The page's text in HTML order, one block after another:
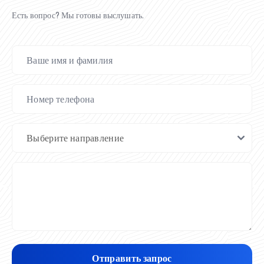
Есть вопрос? Мы готовы выслушать.
Отправить запрос